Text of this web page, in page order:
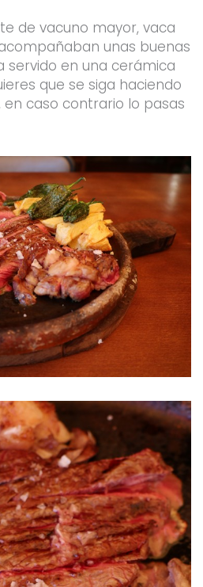
de vacuno mayor, vaca
unas buenas
servido en una cerámica
que se siga haciendo
caso contrario lo pasas